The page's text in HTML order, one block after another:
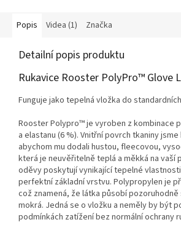
Popis Videa (1) Značka
Detailní popis produktu
Rukavice Rooster PolyPro™ Glove
Funguje jako tepelná vložka do
Rooster Polypro™ je vyroben z kombinace
a elastanu (6 %). Vnitřní povrch tkaniny
abychom mu dodali hustou, fleecovou,
která je neuvěřitelně teplá a měkká na vaší
oděvy poskytují vynikající tepelné
perfektní základní vrstvu. Polypropylen je
což znamená, že látka působí pozoruhodně
mokrá. Jedná se o vložku a neměly by být
podmínkách zatížení bez normální ochrany